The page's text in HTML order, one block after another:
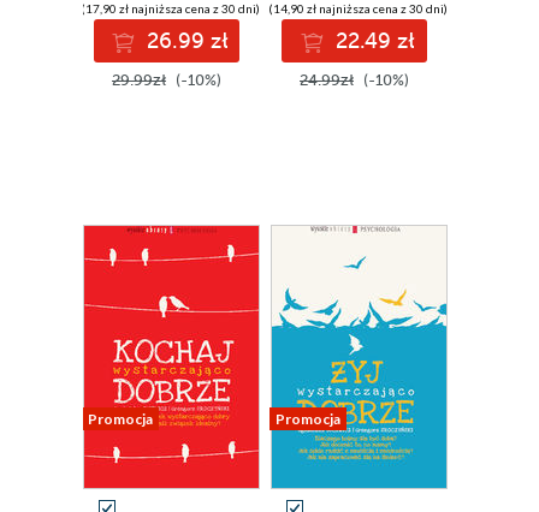
(17,90 zł najniższa cena z 30 dni)
26.99 zł
29.99zł (-10%)
(14,90 zł najniższa cena z 30 dni)
22.49 zł
24.99zł (-10%)
Promocja Promocja